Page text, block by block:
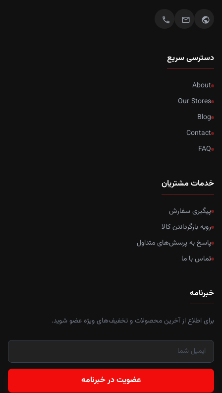
public
mail
call
دسترسی سریع
About
Our Stores
Blog
Contact
FAQ
خدمات مشتریان
پیگیری سفارش
رویه بازگرداندن کالا
پاسخ به پرسش‌های متداول
تماس با ما
خبرنامه
برای اطلاع از آخرین محصولات و تخفیف‌های ویژه عضو شوید.
عضویت در خبرنامه